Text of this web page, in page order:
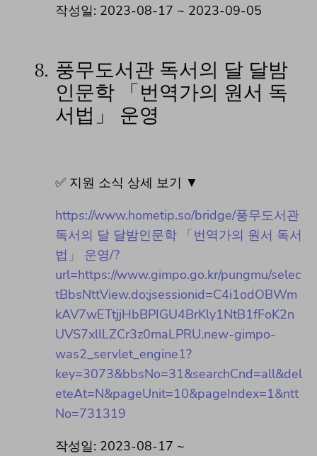
작성일: 2023-08-17 ~ 2023-09-05
8. 풍무도서관 독서의 달 달밤
인문학 「번역가의 원서 독
서법」 운영
✅ 지원 소식 상세 보기 ▼
https://www.hometip.so/bridge/풍무도서관
독서의 달 달밤인문학 「번역가의 원서 독서
법」 운영/?
url=https://www.gimpo.go.kr/pungmu/selec
tBbsNttView.do;jsessionid=C4i1odOBWm
kAV7wETtjjHbBPIGU4BrKly1NtB1fFoK2n
UVS7xllLZCr3z0maLPRU.new-gimpo-
was2_servlet_engine1?
key=3073&bbsNo=31&searchCnd=all&del
eteAt=N&pageUnit=10&pageIndex=1&ntt
No=731319
작성일: 2023-08-17 ~